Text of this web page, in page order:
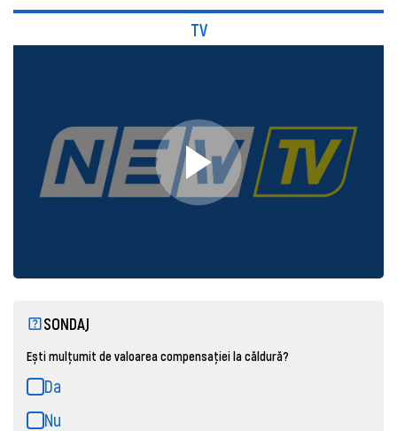
TV
SONDAJ
Ești mulțumit de valoarea compensației la căldură?
Da
Nu